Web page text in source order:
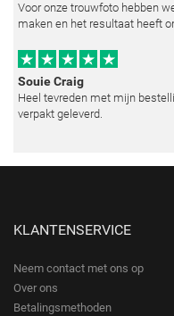
Voor onze trouwfoto hebben
maken en het resultaat heeft
Souie Craig
Heel tevreden met mijn
verpakt geleverd.
KLANTENSERVICE
Neem contact met ons op
Over ons
Betalingsmethoden